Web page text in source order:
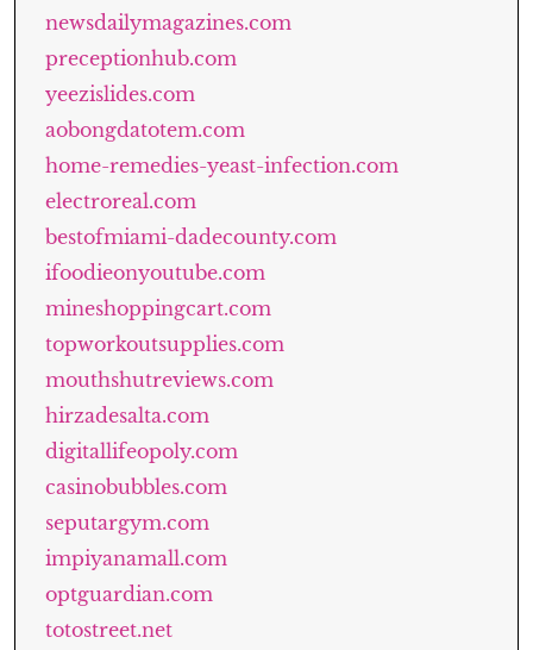
newsdailymagazines.com
preceptionhub.com
yeezislides.com
aobongdatotem.com
home-remedies-yeast-infection.com
electroreal.com
bestofmiami-dadecounty.com
ifoodieonyoutube.com
mineshoppingcart.com
topworkoutsupplies.com
mouthshutreviews.com
hirzadesalta.com
digitallifeopoly.com
casinobubbles.com
seputargym.com
impiyanamall.com
optguardian.com
totostreet.net